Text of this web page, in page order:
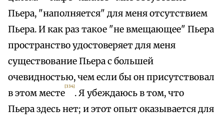
Пьера, "наполняется" для меня отсутствием
Пьера. И как раз такое "не вмещающее" Пьера
пространство удостоверяет для меня
существование Пьера с большей
очевидностью, чем если бы он присутствовал
в этом месте
[334]
. Я убеждаюсь в том, что
Пьера здесь нет; и этот опыт оказывается для